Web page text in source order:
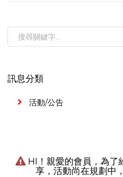
訊息分類
活動/公告
HI！親愛的會員，為了
享，活動尚在規劃中